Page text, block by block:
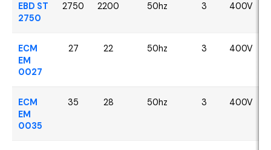
EBD ST
2750
2750 2200 50hz 3 400V
ECM
EM
0027
27 22 50hz 3 400V
ECM
EM
0035
35 28 50hz 3 400V